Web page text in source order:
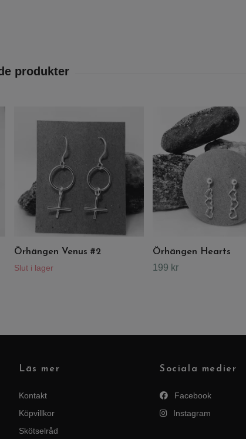
Örhängen Venus #2
Slut i lager
Örhängen Hearts
199 kr
Läs mer
Kontakt
Köpvillkor
Skötselråd
Sociala medier
Facebook
Instagram